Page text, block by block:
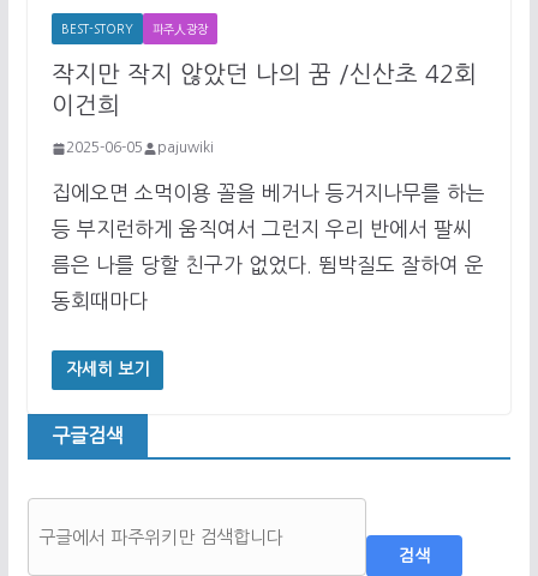
BEST-STORY 파주人광장
작지만 작지 않았던 나의 꿈 /신산초 42회
이건희
2025-06-05 pajuwiki
집에오면 소먹이용 꼴을 베거나 등거지나무를 하는
등 부지런하게 움직여서 그런지 우리 반에서 팔씨
름은 나를 당할 친구가 없었다. 뜀박질도 잘하여 운
동회때마다
자세히 보기
구글검색
검색